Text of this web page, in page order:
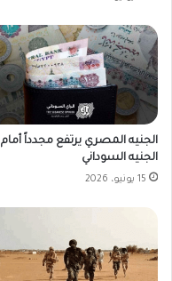
الجنيه المصري يرتفع مجدداً أمام
الجنيه السوداني
15 يونيو، 2026